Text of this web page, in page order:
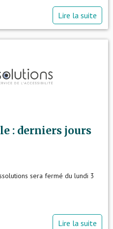
Lire la suite
: derniers jours
sera fermé du lundi 3
Lire la suite